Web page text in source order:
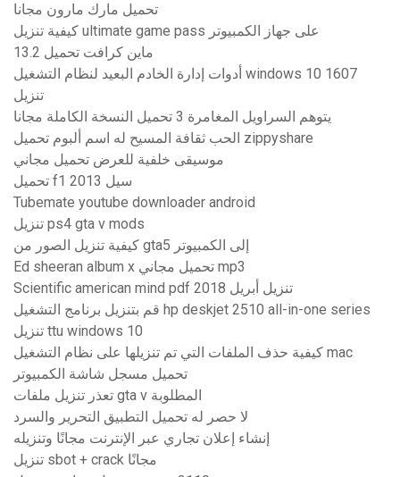
تحميل مارك مارون مجانا
كيفية تنزيل ultimate game pass على جهاز الكمبيوتر
ماين كرافت تحميل 13.2
أدوات إدارة الخادم البعيد لنظام التشغيل windows 10 1607
تنزيل
يتوهم السراويل المغامرة 3 تحميل النسخة الكاملة مجانا
الحب ثقافة المسيح له اسم ألبوم تحميل zippyshare
موسيقى خلفية للعرض تحميل مجاني
تحميل f1 2013 سيل
Tubemate youtube downloader android
تنزيل ps4 gta v mods
كيفية تنزيل الصور من gta5 إلى الكمبيوتر
Ed sheeran album x تحميل مجاني mp3
Scientific american mind pdf تنزيل أبريل 2018
قم بتنزيل برنامج التشغيل hp deskjet 2510 all-in-one series
تنزيل ttu windows 10
كيفية حذف الملفات التي تم تنزيلها على نظام التشغيل mac
تحميل مسجل شاشة الكمبيوتر
تعذر تنزيل ملفات gta v المطلوبة
لا حصر له تحميل التطبيق التحرير والسرد
إنشاء إعلان تجاري عبر الإنترنت مجانًا وتنزيله
تنزيل sbot + crack مجانًا